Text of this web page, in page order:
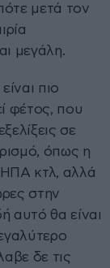
μετά τον
μεγάλη.
πιο
φέτος, που
σε
όπως η
ΗΠΑ κτλ, αλλά
στην
αυτό θα είναι
δε τις